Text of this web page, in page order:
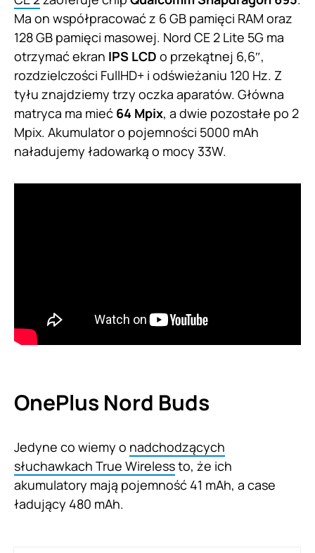
Ma on współpracować z 6 GB pamięci RAM oraz
128 GB pamięci masowej. Nord CE 2 Lite 5G ma
otrzymać ekran IPS LCD o przekątnej 6,6″,
rozdzielczości FullHD+ i odświeżaniu 120 Hz. Z
tyłu znajdziemy trzy oczka aparatów. Główna
matryca ma mieć 64 Mpix, a dwie pozostałe po 2
Mpix. Akumulator o pojemności 5000 mAh
naładujemy ładowarką o mocy 33W.
OnePlus Nord Buds
Jedyne co wiemy o nadchodzących
słuchawkach True Wirelessto, że ich
akumulatory mają pojemność 41 mAh, a case
ładujący 480 mAh.